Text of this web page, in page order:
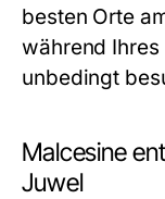
besten Orte
während Ihres
unbedingt
Malcesine
Juwel